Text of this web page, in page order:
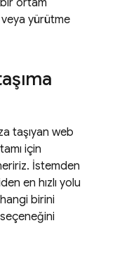
bir ortam
yürütme
taşıyan web
için
İstemden
en hızlı yolu
birini
seçeneğini